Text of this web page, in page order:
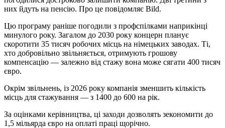
них йдуть на пенсію. Про це повідомляє Bild.
Цю програму раніше погодили з профспілками наприкінці
минулого року. Загалом до 2030 року концерн планує
скоротити 35 тисяч робочих місць на німецьких заводах. Ті,
хто добровільно звільняється, отримують грошову
компенсацію — залежно від стажу вона може сягати 400 тисяч
євро.
Окрім звільнень, із 2026 року компанія зменшить кількість
місць для стажування — з 1400 до 600 на рік.
За оцінками керівництва, ці заходи дозволять зекономити до
1,5 мільярда євро на оплаті праці щорічно.